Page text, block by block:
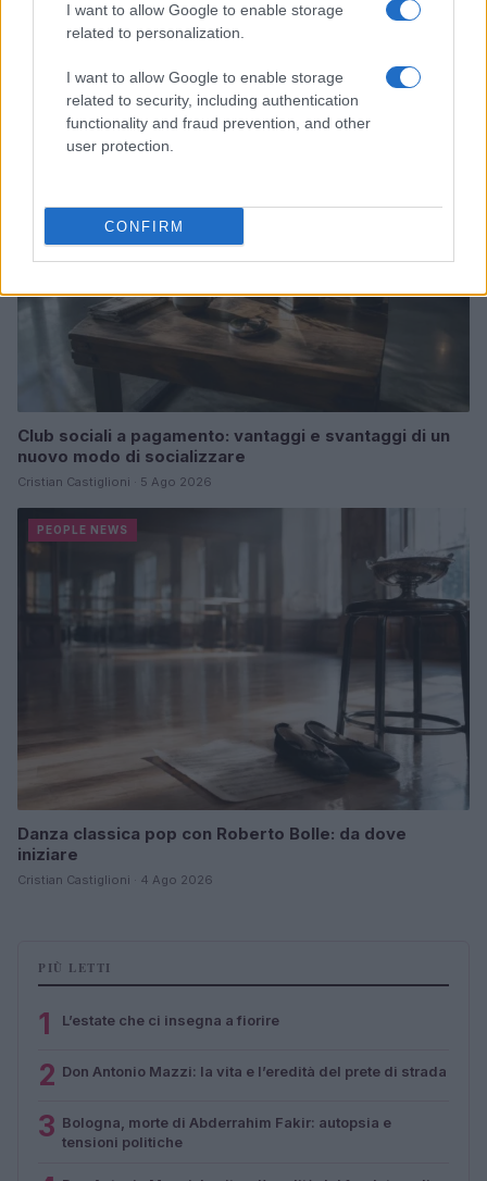
I want to allow Google to enable storage
related to personalization.
I want to allow Google to enable storage
related to security, including authentication
functionality and fraud prevention, and other
user protection.
CONFIRM
La sfida di ResQ per riprendere le operazioni di
Cristian Castiglioni · 6 Ago 2026
PEOPLE NEWS
Club sociali a pagamento: vantaggi e svantaggi di un
nuovo modo di socializzare
Cristian Castiglioni · 5 Ago 2026
PEOPLE NEWS
Danza classica pop con Roberto Bolle: da dove
iniziare
Cristian Castiglioni · 4 Ago 2026
PIÙ LETTI
1 L’estate che ci insegna a fiorire
2 Don Antonio Mazzi: la vita e l’eredità del prete di strada
3 Bologna, morte di Abderrahim Fakir: autopsia e
tensioni politiche